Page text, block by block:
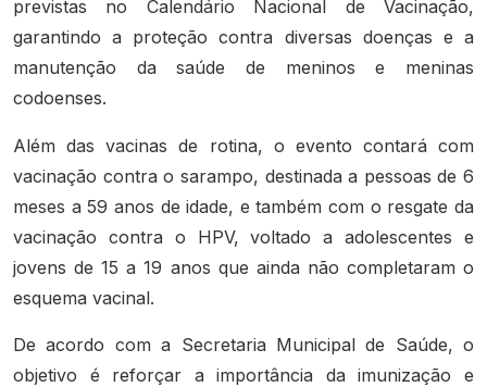
previstas no Calendário Nacional de Vacinação,
garantindo a proteção contra diversas doenças e a
manutenção da saúde de meninos e meninas
codoenses.
Além das vacinas de rotina, o evento contará com
vacinação contra o sarampo, destinada a pessoas de 6
meses a 59 anos de idade, e também com o resgate da
vacinação contra o HPV, voltado a adolescentes e
jovens de 15 a 19 anos que ainda não completaram o
esquema vacinal.
De acordo com a Secretaria Municipal de Saúde, o
objetivo é reforçar a importância da imunização e